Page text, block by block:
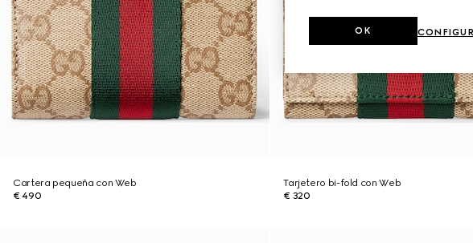
Cartera pequeña con Web
€ 490
Tarjetero bi-fold con Web
€ 320
OK